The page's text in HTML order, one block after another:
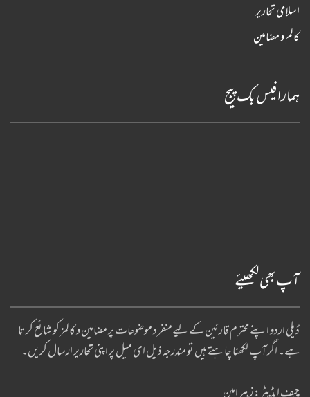
اسلامی تحاریر
کالم و مضامین
ہمارا فیس بک پیج
آپ بھی لکھیئے
ڈیلی اردو اپنے محترم قارئین کے لیےمنفرد موضوعات پر مضامین و کالمز کو شائع کرتا
ہے۔ اگر آپ لکھنا چا ہتے ہیں تو مندرجہ ذیل ای میل پر اپنی تحاریر ارسال کریں۔